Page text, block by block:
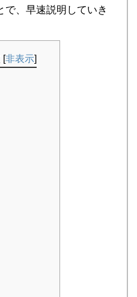
で、早速説明していき
[非表示]